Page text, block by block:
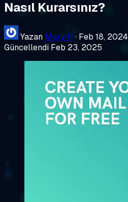
Nasıl Kurarsınız?
Yazan Mary H · Feb 18, 2024
Güncellendi Feb 23, 2025